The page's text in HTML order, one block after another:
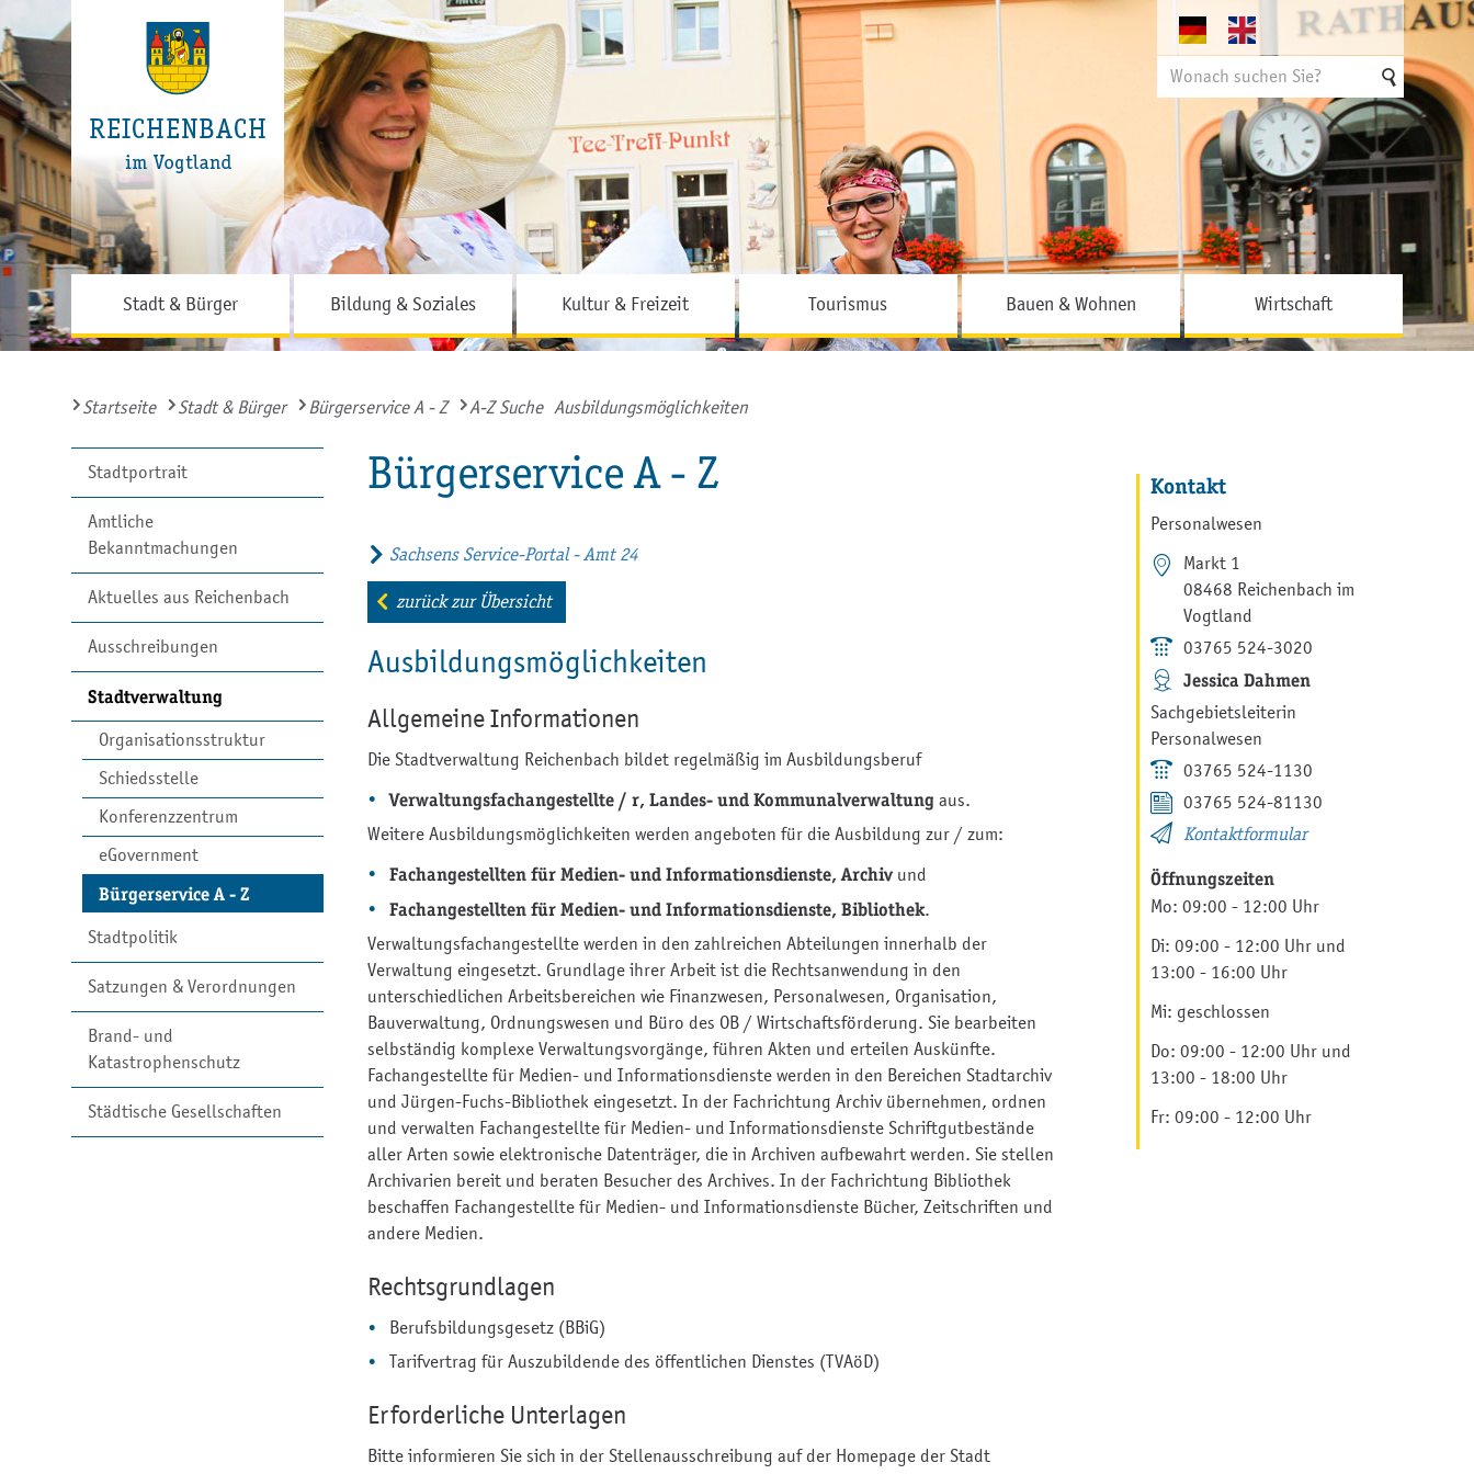
Hauptinhalt Fußbereich
Suchen
nach
Stadt & Bürger Bildung & Soziales Kultur & Freizeit Tourismus Bauen & Wohnen Wirtschaft
Startseite Stadt & Bürger Bürgerservice A - Z A-Z Suche Ausbildungsmöglichkeiten
Stadtportrait
Amtliche
Bekanntmachungen
Aktuelles aus Reichenbach
Ausschreibungen
Stadtverwaltung
Organisationsstruktur
Schiedsstelle
Konferenzzentrum
eGovernment
Bürgerservice A - Z
Stadtpolitik
Satzungen & Verordnungen
Brand- und
Katastrophenschutz
Städtische Gesellschaften
Bürgerservice A - Z
Sachsens Service-Portal - Amt 24
zurück zur Übersicht
Ausbildungsmöglichkeiten
Allgemeine Informationen
Die Stadtverwaltung Reichenbach bildet regelmäßig im Ausbildungsberuf
Verwaltungsfachangestellte / r, Landes- und Kommunalverwaltung aus.
Weitere Ausbildungsmöglichkeiten werden angeboten für die Ausbildung zur / zum:
Fachangestellten für Medien- und Informationsdienste, Archivund
Fachangestellten für Medien- und Informationsdienste, Bibliothek.
Verwaltungsfachangestellte werden in den zahlreichen Abteilungen innerhalb der
Verwaltung eingesetzt. Grundlage ihrer Arbeit ist die Rechtsanwendung in den
unterschiedlichen Arbeitsbereichen wie Finanzwesen, Personalwesen, Organisation,
Bauverwaltung, Ordnungswesen und Büro des OB / Wirtschaftsförderung. Sie bearbeiten
selbständig komplexe Verwaltungsvorgänge, führen Akten und erteilen Auskünfte.
Fachangestellte für Medien- und Informationsdienste werden in den Bereichen Stadtarchiv
und Jürgen-Fuchs-Bibliothek eingesetzt. In der Fachrichtung Archiv übernehmen, ordnen
und verwalten Fachangestellte für Medien- und Informationsdienste Schriftgutbestände
aller Arten sowie elektronische Datenträger, die in Archiven aufbewahrt werden. Sie stellen
Archivarien bereit und beraten Besucher des Archives. In der Fachrichtung Bibliothek
beschaffen Fachangestellte für Medien- und Informationsdienste Bücher, Zeitschriften und
andere Medien.
Rechtsgrundlagen
Berufsbildungsgesetz (BBiG)
Tarifvertrag für Auszubildende des öffentlichen Dienstes (TVAöD)
Erforderliche Unterlagen
Bitte informieren Sie sich in der Stellenausschreibung auf der Homepage der Stadt
Kontakt
Personalwesen
Markt 1
08468 Reichenbach im
Vogtland
03765 524-3020
Jessica Dahmen
Sachgebietsleiterin
Personalwesen
03765 524-1130
03765 524-81130
Kontaktformular
Öffnungszeiten
Mo: 09:00 - 12:00 Uhr
Di: 09:00 - 12:00 Uhr und
13:00 - 16:00 Uhr
Mi: geschlossen
Do: 09:00 - 12:00 Uhr und
13:00 - 18:00 Uhr
Fr: 09:00 - 12:00 Uhr